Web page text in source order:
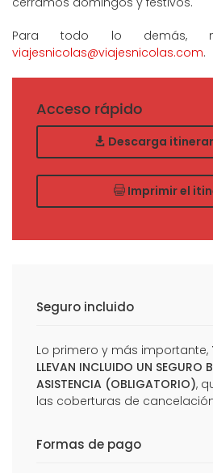
Para todo lo demás,
viajesnicolas@viajesnicolas.com.
Acceso rápido
Descarga
Imprimir el
Seguro incluido
Lo primero y más importante,
LLEVAN INCLUIDO UN SEGURO
ASISTENCIA (OBLIGATORIO),
las coberturas de
Formas de pago